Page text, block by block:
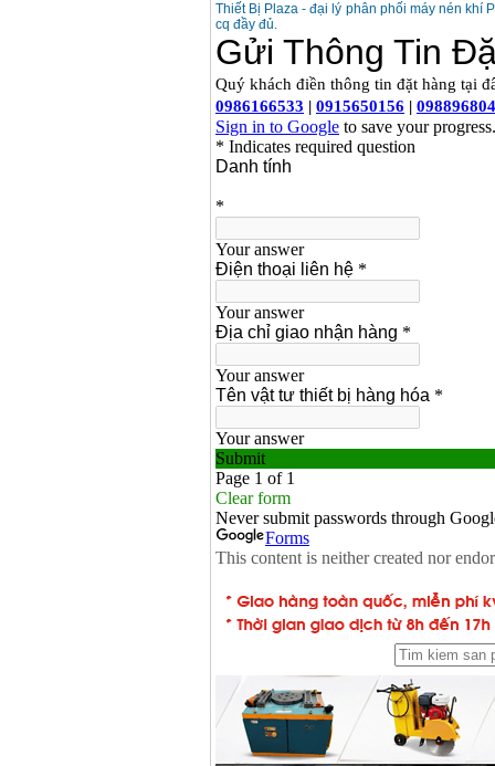
Thiết Bị Plaza - đại lý phân phối máy nén khí
cq đầy đủ.